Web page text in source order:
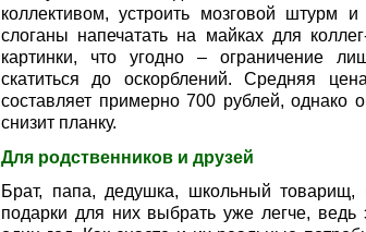
коллективом, устроить мозговой штурм
слоганы напечатать на майках для
картинки, что угодно – ограничение
скатиться до оскорблений. Средняя
составляет примерно 700 рублей, однако
снизит планку.
Для родственников и друзей
Брат, папа, дедушка, школьный товарищ,
подарки для них выбрать уже легче,